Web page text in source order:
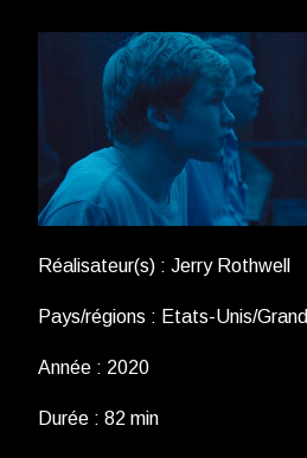
Réalisateur(s) : Jerry Rothwell
Pays/régions : Etats-Unis/
Année : 2020
Durée : 82 min